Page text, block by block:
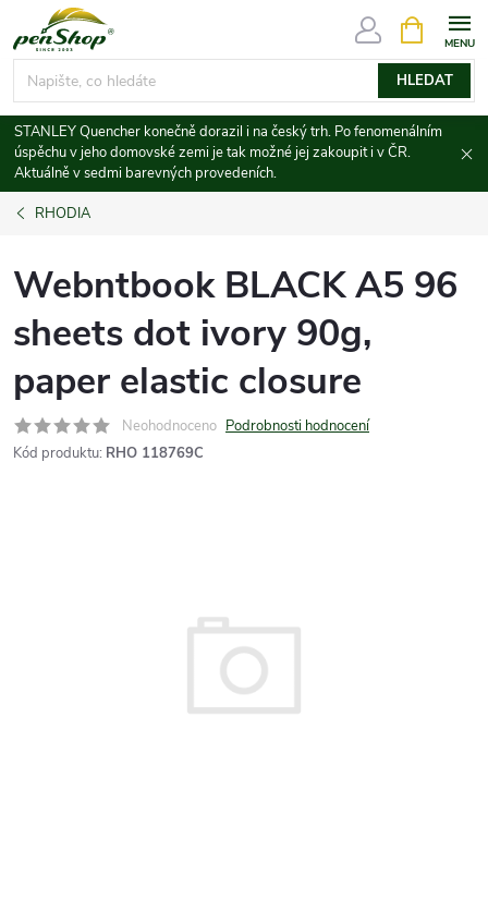
na
obsah
HLEDAT
NÁKUPNÍ
KOŠÍK
STANLEY Quencher konečně dorazil i na český trh. Po fenomenálním
úspěchu v jeho domovské zemi je tak možné jej zakoupit i v ČR.
Aktuálně v sedmi barevných provedeních.
RHODIA
Webntbook BLACK A5 96
sheets dot ivory 90g,
paper elastic closure
Neohodnoceno Podrobnosti hodnocení
Kód produktu: RHO 118769C